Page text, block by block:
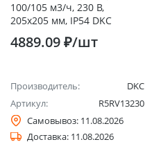
100/105 м3/ч, 230 В,
205x205 мм, IP54 DKC
4889.09 ₽/шт
Производитель:
DKC
Артикул:
R5RV13230
Самовывоз: 11.08.2026
Доставка: 11.08.2026